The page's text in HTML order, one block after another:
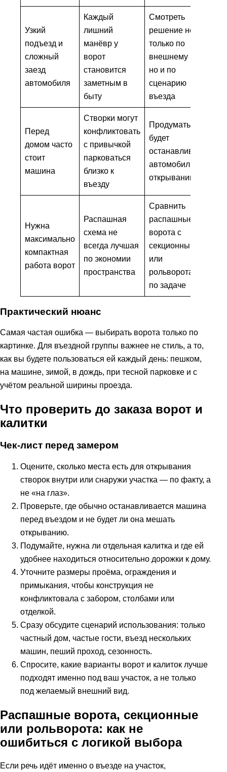
Узкий
подъезд и
сложный
заезд
автомобиля
Каждый
лишний
манёвр у
ворот
становится
заметным в
быту
Смотреть
решение не
только по
внешнему виду,
но и по
сценарию
въезда
Перед
домом часто
стоит
машина
Створки могут
конфликтовать
с привычкой
парковаться
близко к
въезду
Продумать, где
будет
останавливаться
автомобиль при
открывании
Нужна
максимально
компактная
работа ворот
Распашная
схема не
всегда лучшая
по экономии
пространства
Сравнить
распашные
ворота с
секционными
или
рольворотами
по задаче
Практический нюанс
Самая частая ошибка — выбирать ворота только по
картинке. Для въездной группы важнее не стиль, а то,
как вы будете пользоваться ей каждый день: пешком,
на машине, зимой, в дождь, при тесной парковке и с
учётом реальной ширины проезда.
Что проверить до заказа ворот и
калитки
Чек-лист перед замером
Оцените, сколько места есть для открывания
створок внутри или снаружи участка — по факту, а
не «на глаз».
Проверьте, где обычно останавливается машина
перед въездом и не будет ли она мешать
открыванию.
Подумайте, нужна ли отдельная калитка и где ей
удобнее находиться относительно дорожки к дому.
Уточните размеры проёма, ограждения и
примыкания, чтобы конструкция не
конфликтовала с забором, столбами или
отделкой.
Сразу обсудите сценарий использования: только
частный дом, частые гости, въезд нескольких
машин, пеший проход, сезонность.
Спросите, какие варианты ворот и калиток лучше
подходят именно под ваш участок, а не только
под желаемый внешний вид.
Распашные ворота, секционные
или рольворота: как не
ошибиться с логикой выбора
Если речь идёт именно о въезде на участок,